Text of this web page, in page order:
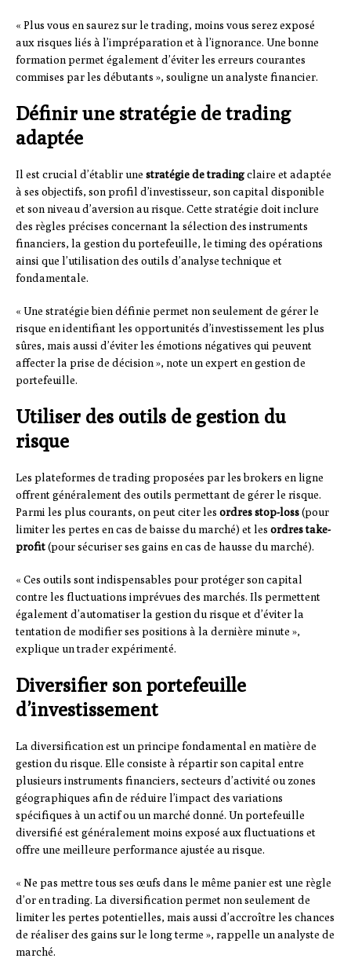
« Plus vous en saurez sur le trading, moins vous serez exposé
aux risques liés à l’impréparation et à l’ignorance. Une bonne
formation permet également d’éviter les erreurs courantes
commises par les débutants », souligne un analyste financier.
Définir une stratégie de trading
adaptée
Il est crucial d’établir une stratégie de tradingclaire et adaptée
à ses objectifs, son profil d’investisseur, son capital disponible
et son niveau d’aversion au risque. Cette stratégie doit inclure
des règles précises concernant la sélection des instruments
financiers, la gestion du portefeuille, le timing des opérations
ainsi que l’utilisation des outils d’analyse technique et
fondamentale.
« Une stratégie bien définie permet non seulement de gérer le
risque en identifiant les opportunités d’investissement les plus
sûres, mais aussi d’éviter les émotions négatives qui peuvent
affecter la prise de décision », note un expert en gestion de
portefeuille.
Utiliser des outils de gestion du
risque
Les plateformes de trading proposées par les brokers en ligne
offrent généralement des outils permettant de gérer le risque.
Parmi les plus courants, on peut citer les ordres stop-loss(pour
limiter les pertes en cas de baisse du marché) et les ordres take-
profit(pour sécuriser ses gains en cas de hausse du marché).
« Ces outils sont indispensables pour protéger son capital
contre les fluctuations imprévues des marchés. Ils permettent
également d’automatiser la gestion du risque et d’éviter la
tentation de modifier ses positions à la dernière minute »,
explique un trader expérimenté.
Diversifier son portefeuille
d’investissement
La diversification est un principe fondamental en matière de
gestion du risque. Elle consiste à répartir son capital entre
plusieurs instruments financiers, secteurs d’activité ou zones
géographiques afin de réduire l’impact des variations
spécifiques à un actif ou un marché donné. Un portefeuille
diversifié est généralement moins exposé aux fluctuations et
offre une meilleure performance ajustée au risque.
« Ne pas mettre tous ses œufs dans le même panier est une règle
d’or en trading. La diversification permet non seulement de
limiter les pertes potentielles, mais aussi d’accroître les chances
de réaliser des gains sur le long terme », rappelle un analyste de
marché.